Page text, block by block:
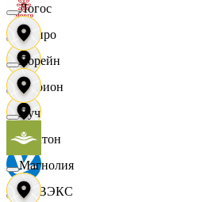
Монро
Морион
Мултон
НОВЭКС
Логос
Лорейн
Луч
Магнолия